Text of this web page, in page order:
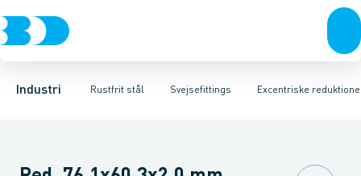
Industri Rustfrit stål
VentilerRustfrit stålSort stålGalvaniseret stålPlastIndustri
Svejsefittings
Svejsefittings ASTM svejsefittingsLevnedsmiddel fittings
Excentriske
Bøjninger Indsv. bøjninger Koncentriske reduktioner